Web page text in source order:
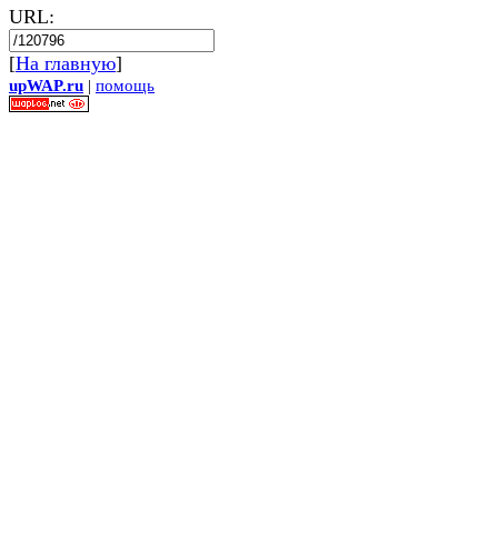
URL:
[На главную]
upWAP.ru | помощь